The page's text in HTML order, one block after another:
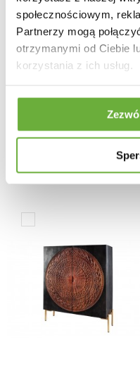
społecznościowym,
Partnerzy mogą
otrzymanymi od Ciebie
korzystania z ich usług.
KOMODA STONE FINISH
145X43CM PALISANDER
2 397,62 zł -11%